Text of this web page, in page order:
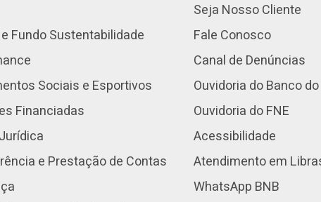
Fundo Sustentabilidade
Sociais e Esportivos
Financiadas
e Prestação de Contas
Seja Nosso Cliente
Fale Conosco
Canal de Denúncias
Ouvidoria do Banco
Ouvidoria do FNE
Acessibilidade
Atendimento em
WhatsApp BNB